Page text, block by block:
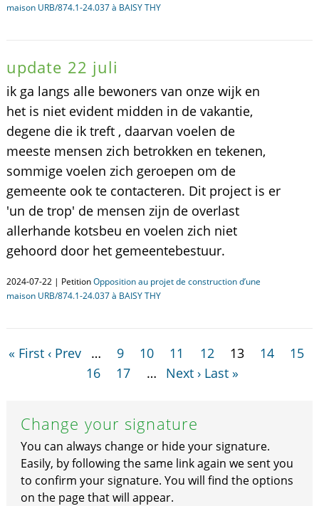
maison URB/874.1-24.037 à BAISY THY
update 22 juli
ik ga langs alle bewoners van onze wijk en
het is niet evident midden in de vakantie,
degene die ik treft , daarvan voelen de
meeste mensen zich betrokken en tekenen,
sommige voelen zich geroepen om de
gemeente ook te contacteren. Dit project is er
'un de trop' de mensen zijn de overlast
allerhande kotsbeu en voelen zich niet
gehoord door het gemeentebestuur.
2024-07-22 | PetitionOpposition au projet de construction d’une
maison URB/874.1-24.037 à BAISY THY
« First ‹ Prev … 9 10 11 12 13 14
15
16
17 … Next › Last »
Change your signature
You can always change or hide your signature.
Easily, by following the same link again we sent you
to confirm your signature. You will find the options
on the page that will appear.